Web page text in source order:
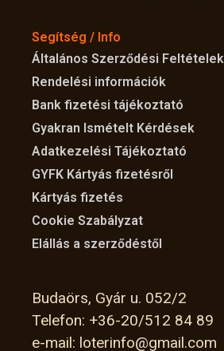
Segítség / Info
Általános Szerződési Feltételek
Rendelési információk
Bank fizetési tájékoztató
Gyakran Ismételt Kérdések
Adatkezelési Tájékoztató
GYFK Kártyás fizetésről
Kártyás fizetés
Cookie Szabályzat
Elállás a szerződéstől
Budaörs, Gyár u. 052/2
Telefon: +36-20/512 84 89
e-mail: loterinfo@gmail.com